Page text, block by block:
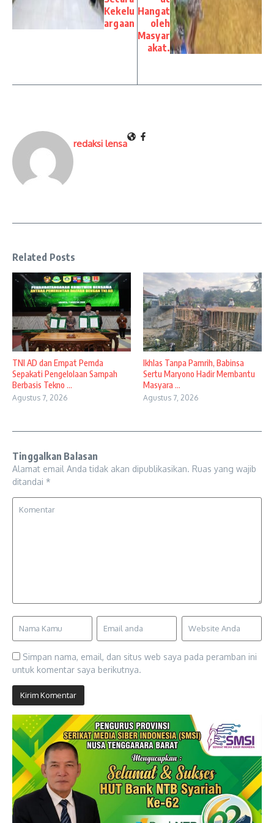
Kekelu
argaan
Hangat
oleh
Masyar
akat.
redaksi lensa
Related Posts
TNI AD dan Empat Pemda
Sepakati Pengelolaan Sampah
Berbasis Tekno ...
Agustus 7, 2026
Ikhlas Tanpa Pamrih, Babinsa
Sertu Maryono Hadir Membantu
Masyara ...
Agustus 7, 2026
Tinggalkan Balasan
Alamat email Anda tidak akan dipublikasikan. Ruas yang wajib
ditandai *
Simpan nama, email, dan situs web saya pada peramban ini
untuk komentar saya berikutnya.